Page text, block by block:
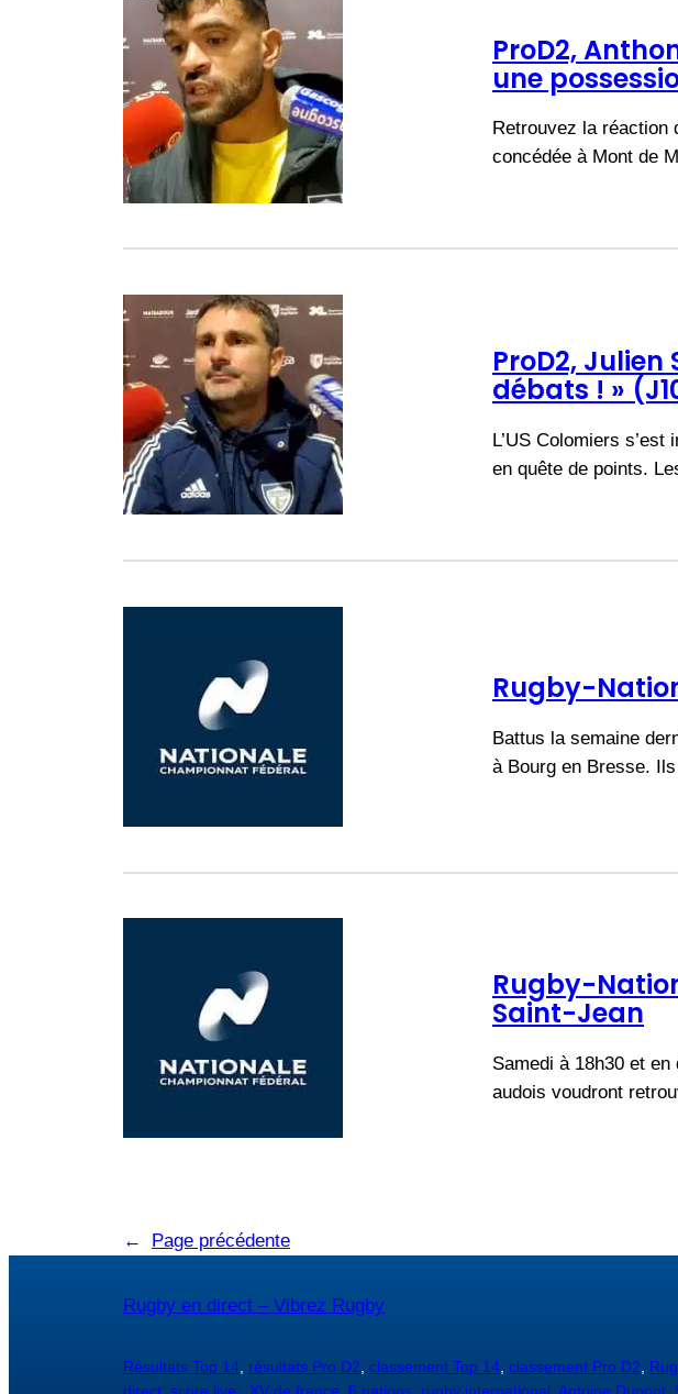
ProD2,
une
Retrouvez la réaction
concédée à Mont de
ProD2, Julien
débats ! »
L’US Colomiers
en quête de points.
Rugby-
Battus la semaine
à Bourg en Bresse.
Rugby-
Saint-Jean
Samedi à 18h30 et
audois voudront
← Page précédente
Rugby en direct – Vibrez Rugby
Résultats Top 14 résultats Pro D2 classement Top 14 classement Pro D2